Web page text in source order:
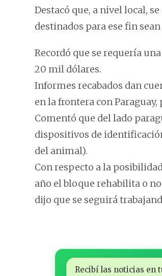
Destacó que, a nivel local,
destinados para ese fin
Recordó que se requería
20 mil dólares.
Informes recabados dan
en la frontera con
Comentó que del lado
dispositivos de
del animal).
Con respecto a la
año el bloque rehabilita o
dijo que se seguirá
Recibí las noticias en